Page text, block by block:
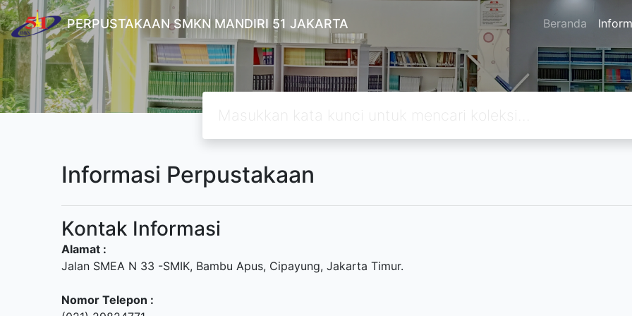
PERPUSTAKAAN SMKN MANDIRI 51 JAKARTA Beranda
Informasi Perpustakaan
Kontak Informasi
Alamat :
Jalan SMEA N 33 -SMIK, Bambu Apus, Cipayung, Jakarta Timur.
Nomor Telepon :